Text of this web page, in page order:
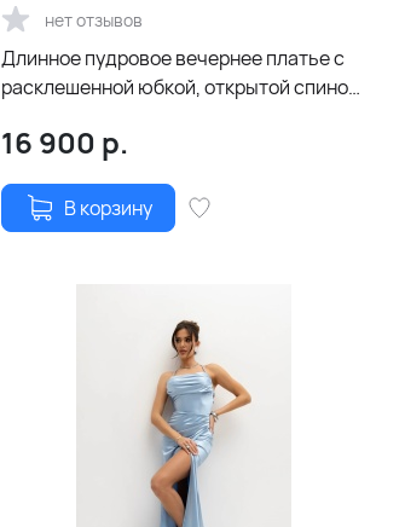
нет отзывов
Длинное пудровое вечернее платье с
расклешенной юбкой, открытой спиной
16 900 р.
В корзину